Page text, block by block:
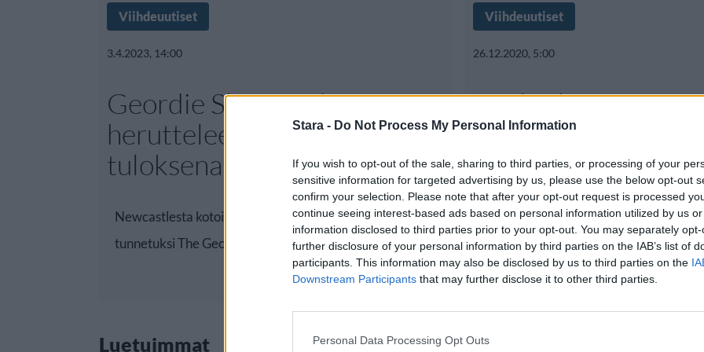
Stara - Do Not Process My Personal Information
If you wish to opt-out of the sale, sharing to third parties, or processing of your
sensitive information for targeted advertising by us, please use the below opt-out
confirm your selection. Please note that after your opt-out request is processed
continue seeing interest-based ads based on personal information utilized by us
information disclosed to third parties prior to your opt-out. You may separately
further disclosure of your personal information by third parties on the IAB’s list of
participants. This information may also be disclosed by us to third parties on the
Downstream Participants that may further disclose it to other third parties.
Personal Data Processing Opt Outs
Viihdeuutiset
3.4.2023, 14:00
Geordie Shore -tähti
heruttelee biksukuvallaan –
tuloksena kommenttivyöry
Newcastlesta kotoisin oleva realitytähti Chloe Ferry tuli
tunnetuksi The Geordie
Viihdeuutiset
26.12.2020, 5:00
Realityhottis on
tyytyväinen
enää yhtäkään
kauneusleikkausta”
Realitytähti Chloe Ferry tuli
Geordie Shore -sarjan tähtenä.
Luetuimmat